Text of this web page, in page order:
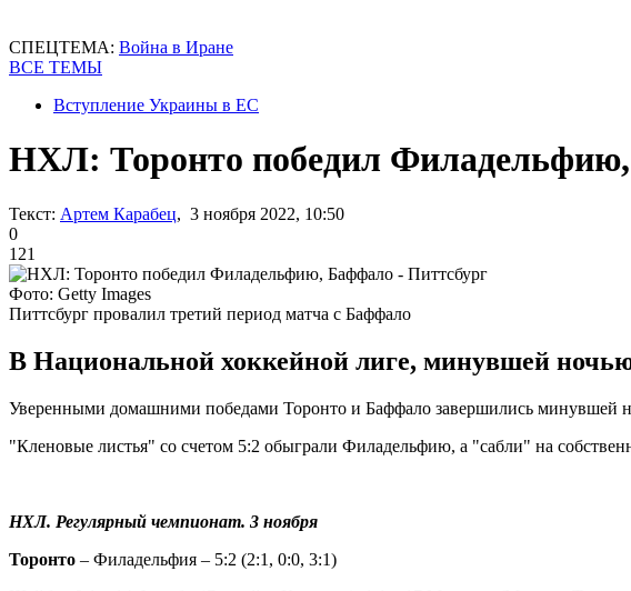
СПЕЦТЕМА: Война в Иране
ВСЕ ТЕМЫ
Вступление Украины в ЕС
НХЛ: Торонто победил
Текст: Артем Карабец, 3 ноября 2022, 10:50
0
121
Фото: Getty Images
Питтсбург провалил третий период матча с Баффало
В Национальной хоккейной лиге, минувшей
Уверенными домашними победами Торонто и Баффало завершились минувшей
"Кленовые листья" со счетом 5:2 обыграли Филадельфию, а "сабли" на
НХЛ. Регулярный чемпионат. 3 ноября
Торонто – Филадельфия – 5:2 (2:1, 0:0, 3:1)